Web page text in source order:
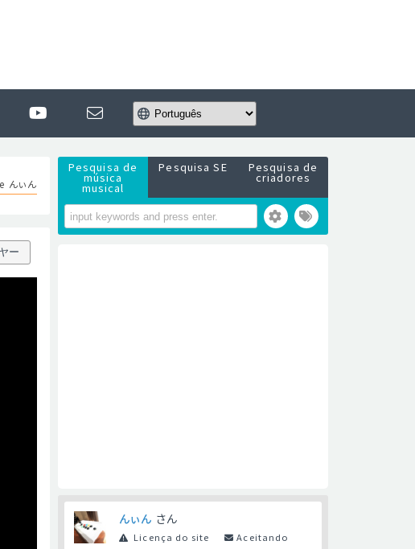
んぃん
ー
Pesquisa de
música
musical
Pesquisa SE Pesquisa de
criadores
んぃん さん
Licença do site Aceitando